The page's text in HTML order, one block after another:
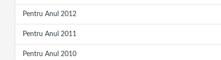
Pentru Anul 2012
Pentru Anul 2011
Pentru Anul 2010